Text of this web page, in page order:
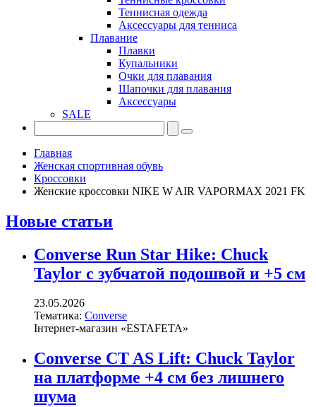
Теннисная одежда
Аксессуары для тенниса
Плавание
Плавки
Купальники
Очки для плавания
Шапочки для плавания
Аксессуары
SALE
Главная
Женская спортивная обувь
Кроссовки
Женские кроссовки NIKE W AIR VAPORMAX 2021 FK
Новые статьи
Converse Run Star Hike: Chuck
Taylor с зубчатой подошвой и +5 см
23.05.2026
Тематика: Converse
Інтернет-магазин «ESTAFETA»
Converse CT AS Lift: Chuck Taylor
на платформе +4 см без лишнего
шума